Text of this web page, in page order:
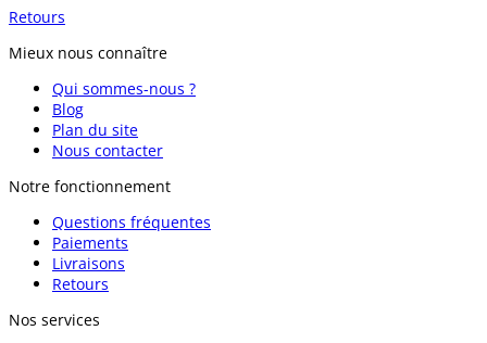
Retours
Mieux nous connaître
Qui sommes-nous ?
Blog
Plan du site
Nous contacter
Notre fonctionnement
Questions fréquentes
Paiements
Livraisons
Retours
Nos services